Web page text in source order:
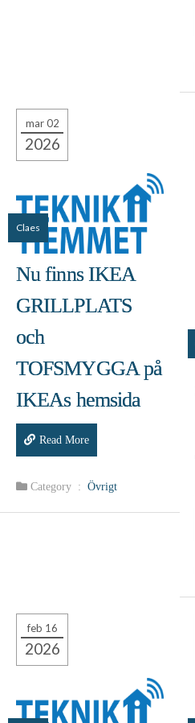
mar 02
2026
Claes
Nu finns IKEA
GRILLPLATS
och
TOFSMYGGA på
IKEAs hemsida
Read More
Category : Övrigt
feb 16
2026